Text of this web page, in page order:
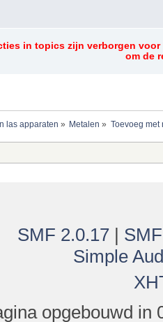
in topics zijn verborgen
om de
las apparaten » Metalen » Toevoeg met
SMF 2.0.17 |
Simple
opgebouwd in